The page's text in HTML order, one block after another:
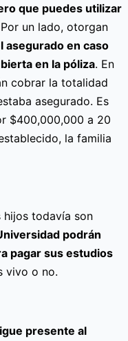
que puedes utilizar
un lado, otorgan
asegurado en caso
en la póliza. En
cobrar la totalidad
asegurado. Es
$400,000,000 a 20
la familia
hijos todavía son
podrán
pagar sus estudios
vivo o no.
presente al